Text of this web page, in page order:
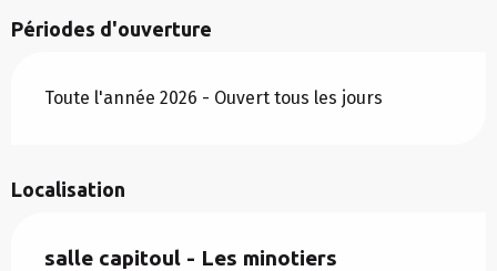
Périodes d'ouverture
Toute l'année 2026 - Ouvert tous les jours
Localisation
salle capitoul - Les minotiers